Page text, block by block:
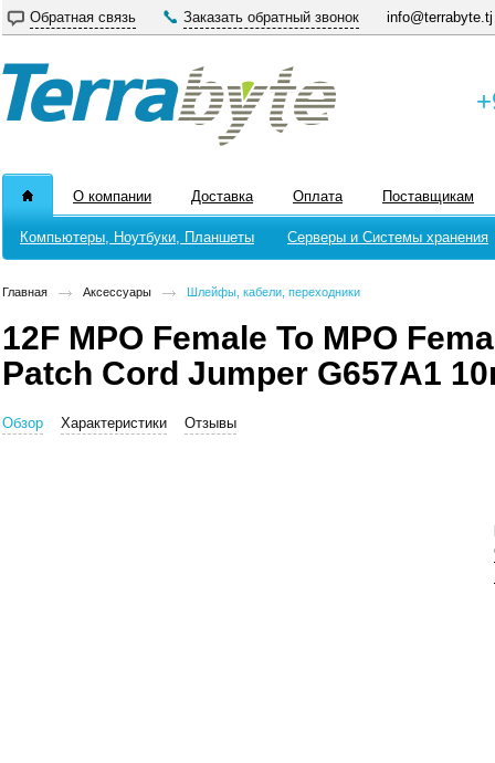
Обратная связь Заказать обратный звонок info@terrabyte.tj
О компании Доставка Оплата Поставщикам
Компьютеры, Ноутбуки, Планшеты Серверы и Системы хранения
Главная Аксессуары Шлейфы, кабели, переходники
12F MPO Female To MPO
Patch Cord Jumper G657A1
Обзор Характеристики Отзывы